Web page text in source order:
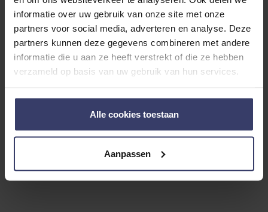
informatie over uw gebruik van onze site met onze
partners voor social media, adverteren en analyse. Deze
partners kunnen deze gegevens combineren met andere
informatie die u aan ze heeft verstrekt of die ze hebben
verzameld op basis van uw gebruik van hun services.
Alle cookies toestaan
Aanpassen
0 0 reviews
More info
Write a review
with other customers
Top customer reviews